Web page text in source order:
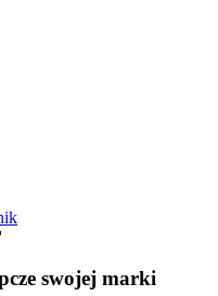
swojej marki